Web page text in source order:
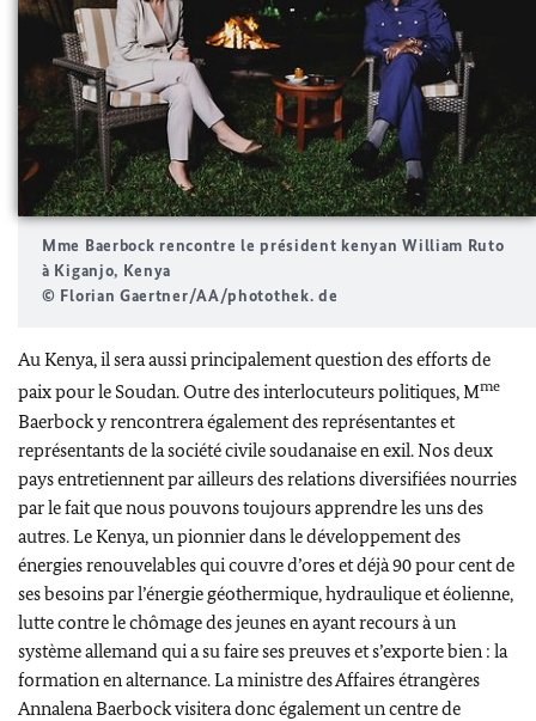
Mme Baerbock rencontre le président kenyanWilliam Ruto
à Kiganjo, Kenya
© Florian Gaertner/AA/photothek. de
Au Kenya, il sera aussi principalement question des efforts de
paix pour le Soudan. Outre des interlocuteurs politiques, Mme
Baerbocky rencontrera également des représentantes et
représentants de la société civile soudanaise en exil. Nos deux
pays entretiennent par ailleurs des relations diversifiées nourries
par le fait que nous pouvons toujours apprendre les uns des
autres. Le Kenya, un pionnier dans le développement des
énergies renouvelables qui couvre d’ores et déjà 90 pour cent de
ses besoins par l’énergie géothermique, hydraulique et éolienne,
lutte contre le chômage des jeunes en ayant recours à un
système allemand qui a su faire ses preuves et s’exporte bien : la
formation en alternance. La ministre des Affaires étrangères
Annalena Baerbockvisitera donc également un centre de